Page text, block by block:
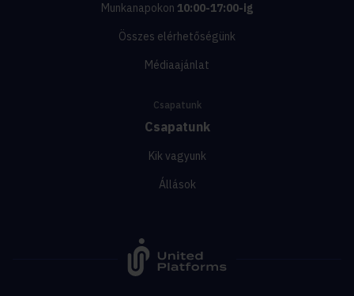
Munkanapokon 10:00-17:00-ig
Összes elérhetőségünk
Médiaajánlat
Csapatunk
Csapatunk
Kik vagyunk
Állások